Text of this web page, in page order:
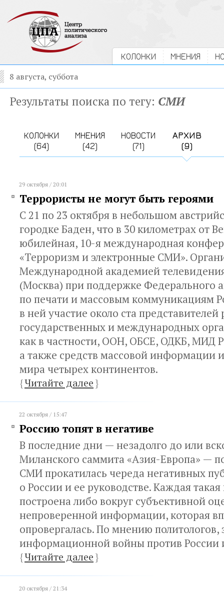
КОЛОНКИ МНЕНИЯ
8 августа, суббота
Результаты поиска по тегу: СМИ
КОЛОНКИ
(64)
МНЕНИЯ
(42)
НОВОСТИ
(71)
АРХИВ
(9)
29 октября / 20:01
Террористы не могут быть героями
С 21 по 23 октября в небольшом
городке Баден, что в 30 километрах от
юбилейная, 10-я международная
«Терроризм и электронные СМИ».
Международной академией
(Москва) при поддержке Федерального
по печати и массовым коммуникациям
в ней участие около ста
государственных и международных
как в частности, ООН, ОБСЕ, ОДКБ, МИД
а также средств массовой информации
мира четырех континентов.
{Читайте далее}
22 октября / 15:47
Россию топят в негативе
В последние дни — незадолго до или
Миланского саммита «Азия-Европа» —
СМИ прокатилась череда негативных
о России и ее руководстве. Каждая
построена либо вокруг субъективной
непроверенной информации, которая
опровергалась. По мнению политологов,
информационной войны против России
{Читайте далее}
20 октября / 21:34